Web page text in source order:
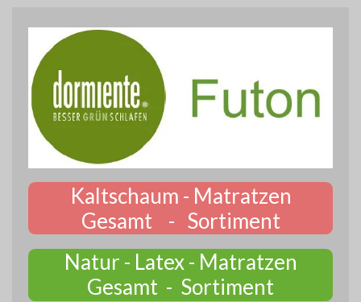
Kaltschaum - Matratzen
Gesamt - Sortiment
Natur - Latex - Matratzen
Gesamt - Sortiment